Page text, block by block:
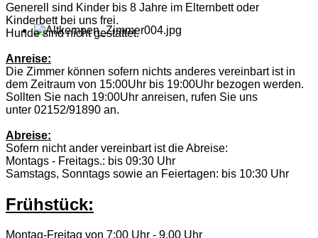
Generell sind Kinder bis 8 Jahre im Elternbett oder
Kinderbett bei uns frei.
Hunde sind nicht gestattet.
Anreise:
Die Zimmer können sofern nichts anderes vereinbart ist in
dem Zeitraum von 15:00Uhr bis 19:00Uhr bezogen werden.
Sollten Sie nach 19:00Uhr anreisen, rufen Sie uns
unter 02152/91890 an.
Abreise:
Sofern nicht ander vereinbart ist die Abreise:
Montags - Freitags.: bis 09:30 Uhr
Samstags, Sonntags sowie an Feiertagen: bis 10:30 Uhr
Frühstück:
Montag-Freitag von 7:00 Uhr - 9.00 Uhr